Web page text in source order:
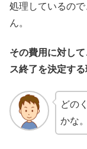
処理しているの
ん。
その費用に対し
ス終了を決定す
どの
かな。